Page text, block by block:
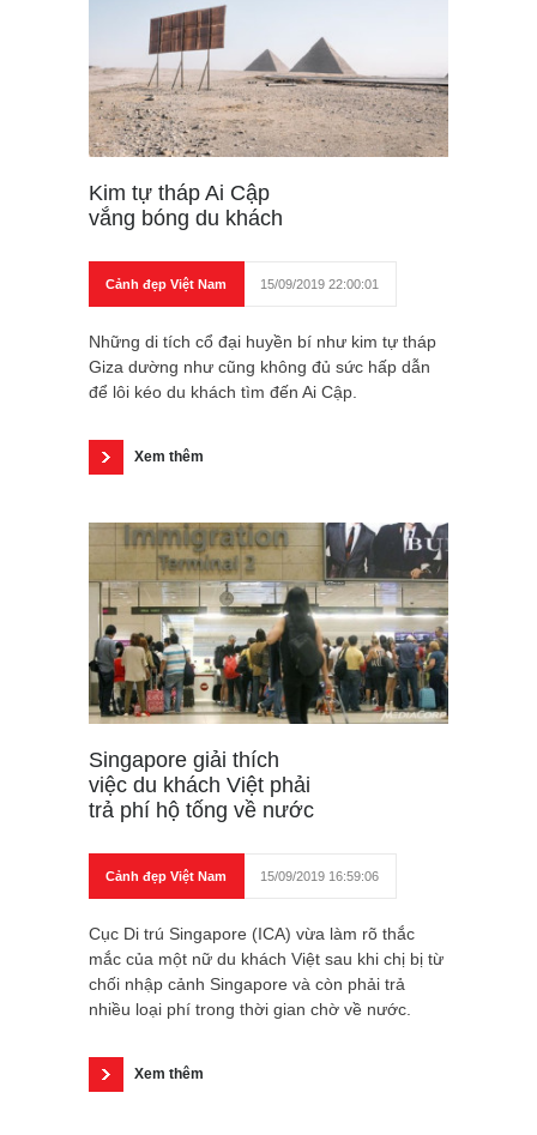
Kim tự tháp Ai Cập
vắng bóng du khách
Cảnh đẹp Việt Nam 15/09/2019 22:00:01
Những di tích cổ đại huyền bí như kim tự tháp
Giza dường như cũng không đủ sức hấp dẫn
để lôi kéo du khách tìm đến Ai Cập.
Xem thêm
Singapore giải thích
việc du khách Việt phải
trả phí hộ tống về nước
Cảnh đẹp Việt Nam 15/09/2019 16:59:06
Cục Di trú Singapore (ICA) vừa làm rõ thắc
mắc của một nữ du khách Việt sau khi chị bị từ
chối nhập cảnh Singapore và còn phải trả
nhiều loại phí trong thời gian chờ về nước.
Xem thêm